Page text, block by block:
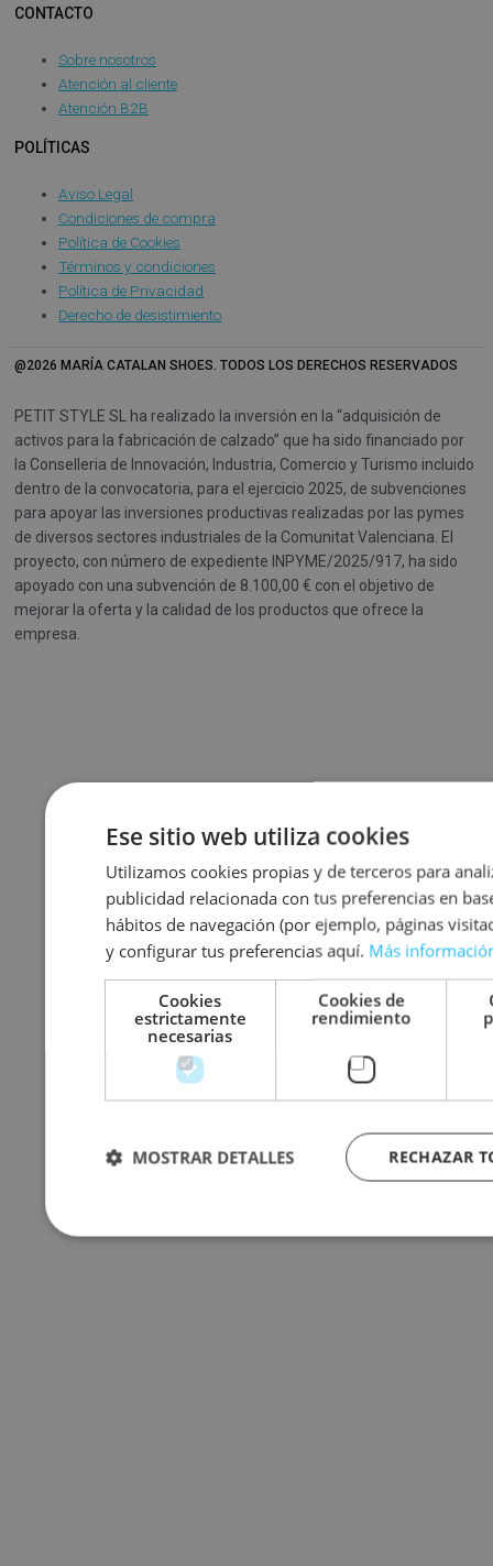
CONTACTO
Sobre nosotros
Atención al cliente
Atención B2B
POLÍTICAS
Aviso Legal
Condiciones de compra
Política de Cookies
Términos y condiciones
Política de Privacidad
Derecho de desistimiento
@2026 MARÍA CATALAN SHOES. TODOS LOS DERECHOS RESERVADOS
PETIT STYLE SL ha realizado la inversión en la “adquisición de
activos para la fabricación de calzado” que ha sido financiado por
la Conselleria de Innovación, Industria, Comercio y Turismo incluido
dentro de la convocatoria, para el ejercicio 2025, de subvenciones
para apoyar las inversiones productivas realizadas por las pymes
de diversos sectores industriales de la Comunitat Valenciana. El
proyecto, con número de expediente INPYME/2025/917, ha sido
apoyado con una subvención de 8.100,00 € con el objetivo de
mejorar la oferta y la calidad de los productos que ofrece la
empresa.
Ese sitio web utiliza cookies
Utilizamos cookies propias y de terceros para
publicidad relacionada con tus preferencias en
hábitos de navegación (por ejemplo, páginas
y configurar tus preferencias aquí. Más
Cookies
estrictamente
necesarias
Cookies de
rendimiento
RECHAZAR
MOSTRAR DETALLES